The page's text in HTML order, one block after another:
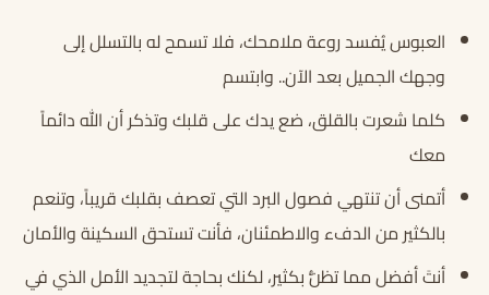
العبوس يُفسد روعة ملامحك، فلا تسمح له بالتسلل إلى
وجهك الجميل بعد الآن.. وابتسم
كلما شعرت بالقلق، ضع يدك على قلبك وتذكر أن الله دائماً
معك
أتمنى أن تنتهي فصول البرد التي تعصف بقلبك قريباً، وتنعم
بالكثير من الدفء والاطمئنان، فأنت تستحق السكينة والأمان
أنتَ أفضل مما تظنُّ بكثير، لكنك بحاجة لتجديد الأمل الذي في